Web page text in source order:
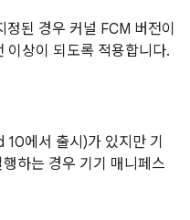
된 경우 커널 FCM 버전이
이상이 되도록 적용합니다.
에서 출시)가 있지만 기
하는 경우 기기 매니페스